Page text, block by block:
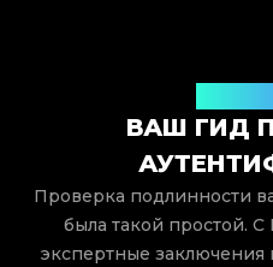
ВАШ ГИД
Проверка подлинности
была такой простой.
экспертные заключения